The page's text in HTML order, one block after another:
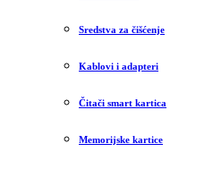
Sredstva za čišćenje
Kablovi i adapteri
Čitači smart kartica
Memorijske kartice